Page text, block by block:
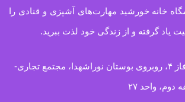
خانه خورشید مهارت‌های آشپزی و قنادی را
یاد گرفته و از زندگی خود لذت ببرید.
تهران، پردیس، فاز ۴، روبروی بوستان نوراشهدا، مجتمع تجاری-
دوم، واحد ۲۷